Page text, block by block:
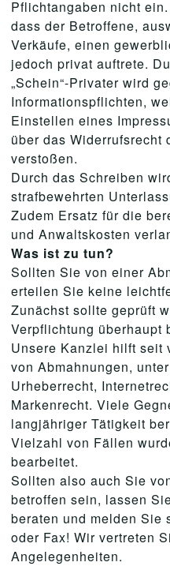
Pflichtangaben nicht
dass der Betroffene,
Verkäufe, einen
jedoch privat auftrete.
„Schein“-Privater wird
Informationspflichten,
Einstellen eines
über das Widerrufsrecht
verstoßen.
Durch das Schreiben
strafbewehrten
Zudem Ersatz für die
und Anwaltskosten
Was ist zu tun?
Sollten Sie von einer
erteilen Sie keine
Zunächst sollte geprüft
Verpflichtung überhaupt
Unsere Kanzlei hilft seit
von Abmahnungen,
Urheberrecht,
Markenrecht. Viele
langjähriger Tätigkeit
Vielzahl von Fällen
bearbeitet.
Sollten also auch Sie
betroffen sein, lassen
beraten und melden Sie
oder Fax! Wir vertreten
Angelegenheiten.